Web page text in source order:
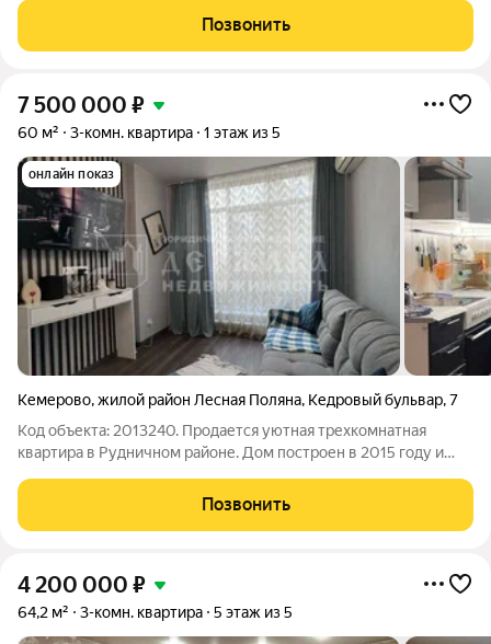
дверь в пространство, где можно создать дом вашей мечты:
квартира с изолированными комнатами в
Позвонить
7 500 000 ₽
60 м² 3-комн. квартира 1 этаж из 5
онлайн показ
Кемерово,жилой район Лесная Поляна, Кедровый бульвар,7
Код объекта: 2013240. Продается уютная трехкомнатная
квартира в Рудничном районе. Дом построен в 2015 году и
на 1 этаже многоквартирного 5-ти этажного дома. Общая
площадь квартиры 60 кв. м.,
Позвонить
4 200 000 ₽
64,2 м² 3-комн. квартира 5 этаж из 5